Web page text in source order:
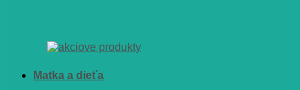
Matka a dieťa